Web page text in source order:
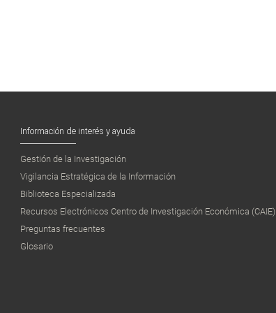
Información de interés y ayuda
Gestión de la Investigación
Vigilancia Estratégica de la Información
Biblioteca Especializada
Recursos Electrónicos Centro de Investigación Económica (CAIE)
Preguntas frecuentes
Glosario